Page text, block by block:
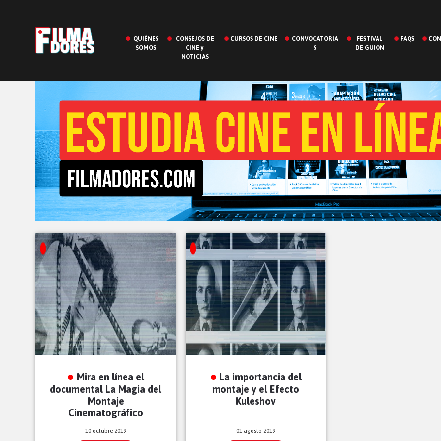
QUIÉNES
SOMOS
CONSEJOS DE
CINE y
NOTICIAS
CURSOS DE CINE
CONVOCATORIA
S
FESTIVAL
DE GUION
FAQS
Mira en línea el
documental La Magia del
Montaje
Cinematográfico
10 octubre 2019
La importancia del
montaje y el Efecto
Kuleshov
01 agosto 2019